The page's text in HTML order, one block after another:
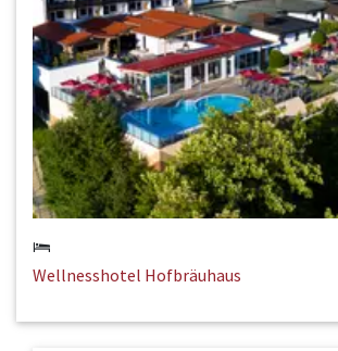
Wellnesshotel Hofbräuhaus